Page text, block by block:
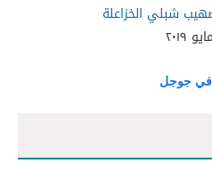
شبلي الخزاعلة
جوجل